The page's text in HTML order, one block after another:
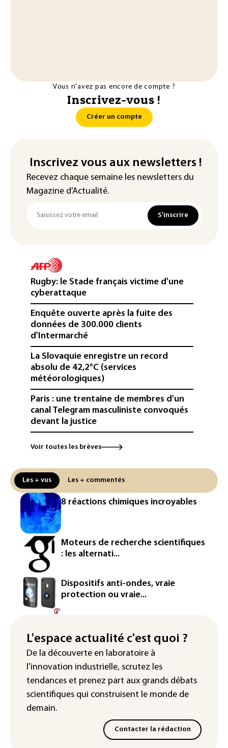
Vous n'avez pas encore de compte ?
Inscrivez-vous !
Créer un compte
Inscrivez vous aux newsletters !
Recevez chaque semaine les newsletters du
Magazine d’Actualité.
S'inscrire
Rugby: le Stade français victime d'une
cyberattaque
Enquête ouverte après la fuite des
données de 300.000 clients
d'Intermarché
La Slovaquie enregistre un record
absolu de 42,2°C (services
météorologiques)
Paris : une trentaine de membres d'un
canal Telegram masculiniste convoqués
devant la justice
Jeux vidéo: le très attendu "GTA VI"
promet d'en dévoiler plus sur Netflix le
Dans les entrailles de Paris, un chantier
ferroviaire hors norme pour revitaliser
les rails du RER
Meta se lance sur le marché des logiciels
écrits par l'IA, dominé par Anthropic et
OpenAI
Google réorganise sa division IA: Demis
Hassabis passe la main, des stars s'en
vont
Colombie: un bébé hippopotame
meurt malgré les soins
Éclipse: une baisse temporaire de la
production d'électricité solaire
attendue en Europe
Voir toutes les brèves
Les + vus Les + commentés
8 réactions chimiques incroyables
Moteurs de recherche scientifiques
: les alternati...
Dispositifs anti-ondes, vraie
protection ou vraie...
L'espace actualité c'est quoi ?
De la découverte en laboratoire à
l'innovation industrielle, scrutez les
tendances et prenez part aux grands débats
scientifiques qui construisent le monde de
demain.
Contacter la rédaction